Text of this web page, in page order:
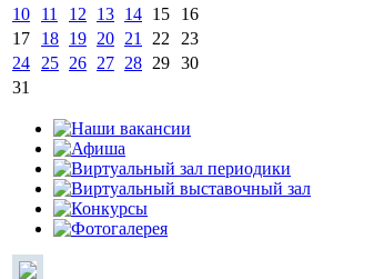
10
11 12 13 14 15
16
17
18 19 20 21 22
23
24
25 26 27 28 29 30
31